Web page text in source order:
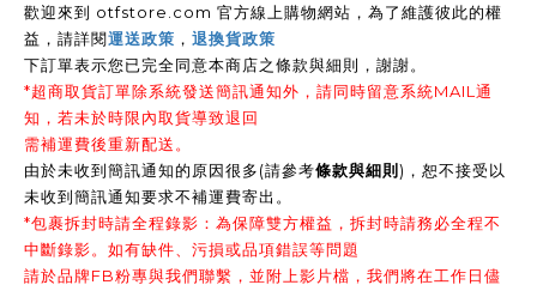
歡迎來到 otfstore.com 官方線上購物網站，為了維護彼此的權
益，請詳閱運送政策 ， 退換貨政策
下訂單表示您已完全同意本商店之條款與細則，謝謝。
*超商取貨訂單除系統發送簡訊通知外，請同時留意系統MAIL通
知，若未於時限內取貨導致退回
需補運費後重新配送。
由於未收到簡訊通知的原因很多(請參考條款與細則 )，恕不接受以
未收到簡訊通知要求不補運費寄出。
*包裹拆封時請全程錄影：為保障雙方權益，拆封時請務必全程不
中斷錄影。如有缺件、污損或品項錯誤等問題
請於品牌FB粉專與我們聯繫，並附上影片檔，我們將在工作日儘